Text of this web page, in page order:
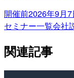
開催前2026年9月
セミナー一覧会社
関連記事